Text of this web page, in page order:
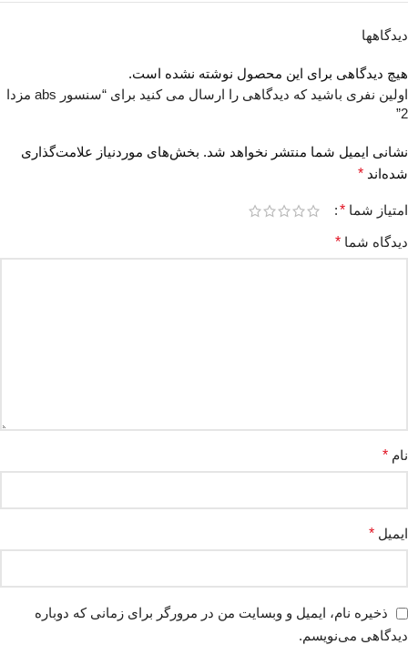
دیدگاهها
هیچ دیدگاهی برای این محصول نوشته نشده است.
اولین نفری باشید که دیدگاهی را ارسال می کنید برای “سنسور abs مزدا
2”
نشانی ایمیل شما منتشر نخواهد شد. بخش‌های موردنیاز علامت‌گذاری
شده‌اند *
امتیاز شما *
دیدگاه شما *
نام *
ایمیل *
ذخیره نام، ایمیل و وبسایت من در مرورگر برای زمانی که دوباره
دیدگاهی می‌نویسم.